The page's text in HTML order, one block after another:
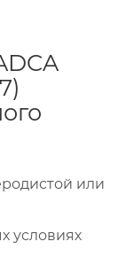
или
условиях